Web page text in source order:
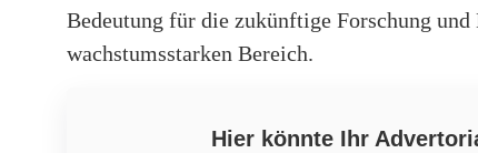
Bedeutung für die zukünftige Forschung
wachstumsstarken Bereich.
Hier könnte Ihr